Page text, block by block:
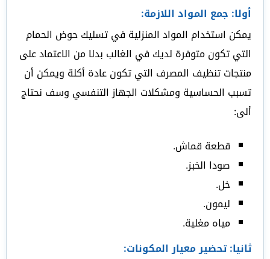
أولا: جمع المواد اللازمة:
يمكن استخدام المواد المنزلية في تسليك حوض الحمام
التي تكون متوفرة لديك في الغالب بدلا من الاعتماد على
منتجات تنظيف المصرف التي تكون عادة أكلة ويمكن أن
تسبب الحساسية ومشكلات الجهاز التنفسي وسف نحتاج
ألى:
قطعة قماش.
صودا الخبز.
خل.
ليمون.
مياه مغلية.
ثانيا: تحضير معيار المكونات: